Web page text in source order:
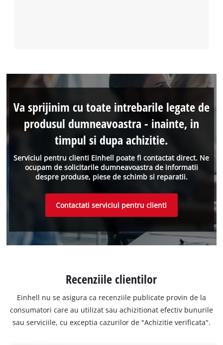
Serviciul pentru clienti Einhell poate fi contactat direct. Ne
ocupam de solicitarile dumneavoastra de informatii
despre produse, piese de schimb si reparatii.
Va sprijinim cu toate intrebarile legate de
produsul dumneavoastra - inainte, in
timpul si dupa achizitie.
Contactati serviciul pentru clienti
Recenziile clientilor
Einhell nu se asigura ca recenziile publicate provin de la
consumatori care au utilizat sau achizitionat efectiv bunurile
sau serviciile, cu exceptia cazurilor de "Achizitie verificata".